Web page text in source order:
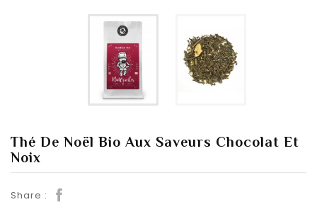
Thé De Noël Bio Aux Saveurs Chocolat Et
Noix
Share :